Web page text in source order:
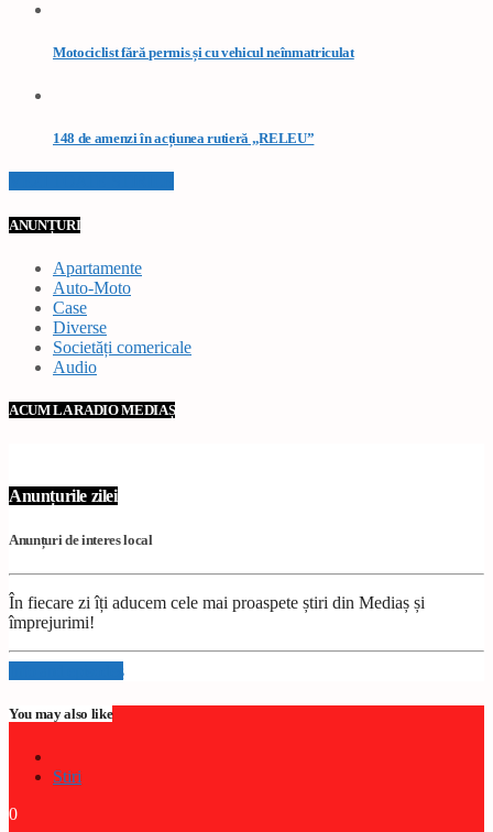
Motociclist fără permis și cu vehicul neînmatriculat
148 de amenzi în acțiunea rutieră „RELEU”
ANUNȚURI
Apartamente
Auto-Moto
Case
Diverse
Societăți comericale
Audio
ACUM LA RADIO MEDIAȘ
Anunțurile zilei
Anunțuri de interes local
În fiecare zi îți aducem cele mai proaspete știri din Mediaș și
împrejurimi!
Info and episodes
You may also like
Stiri
0